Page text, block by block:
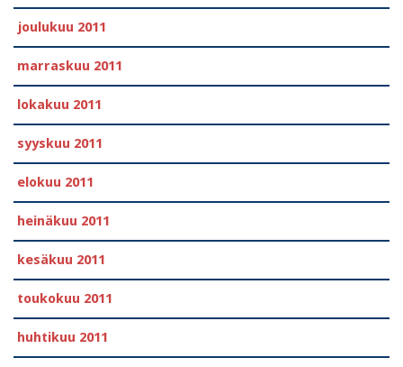
joulukuu 2011
marraskuu 2011
lokakuu 2011
syyskuu 2011
elokuu 2011
heinäkuu 2011
kesäkuu 2011
toukokuu 2011
huhtikuu 2011